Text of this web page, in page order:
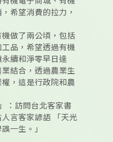
希望消費的拉力，
做了兩公頃，包括
品，希望透過有機
續和淨零早日達
結合，透過農業生
，這是行政院和農
：訪問台北客家書
言客家諺語 「天光
一生。」